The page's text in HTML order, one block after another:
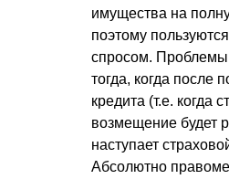
имущества на
поэтому
спросом. Проблемы
тогда, когда после
кредита (т.е. когда
возмещение будет
наступает
Абсолютно